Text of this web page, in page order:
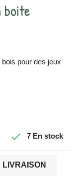
pour des jeux
 7 En stock